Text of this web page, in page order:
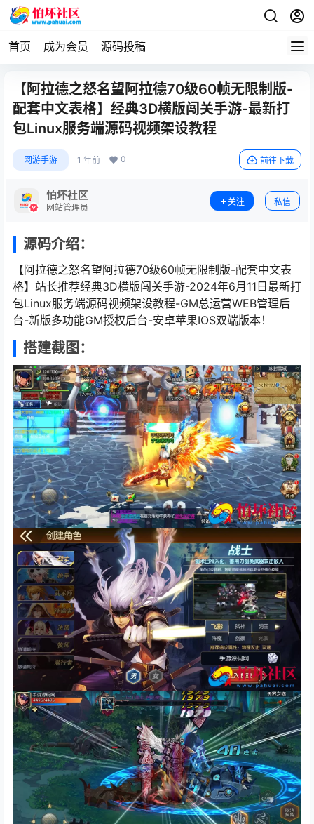
首页 成为会员 源码投稿
【阿拉德之怒名望阿拉德70级60帧无限制版-
配套中文表格】经典3D横版闯关手游-最新打
包Linux服务端源码视频架设教程
网游手游 1 年前 0 前往下载
怕坏社区
网站管理员
关注 私信
源码介绍：
【阿拉德之怒名望阿拉德70级60帧无限制版-配套中文表
格】站长推荐经典3D横版闯关手游-2024年6月11日最新打
包Linux服务端源码视频架设教程-GM总运营WEB管理后
台-新版多功能GM授权后台-安卓苹果IOS双端版本！
搭建截图：